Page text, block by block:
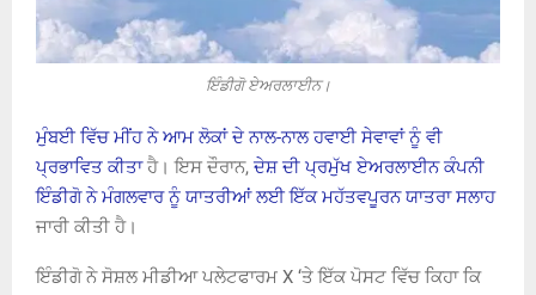
ਇੰਡੀਗੋ ਏਅਰਲਾਈਨ।
ਮੁੰਬਈ ਵਿੱਚ ਮੀਂਹ ਨੇ ਆਮ ਲੋਕਾਂ ਦੇ ਨਾਲ-ਨਾਲ ਹਵਾਈ ਸੇਵਾਵਾਂ ਨੂੰ ਵੀ
ਪ੍ਰਭਾਵਿਤ ਕੀਤਾਹੈ। ਇਸ ਦੌਰਾਨ, ਦੇਸ਼ ਦੀ ਪ੍ਰਮੁੱਖ ਏਅਰਲਾਈਨ ਕੰਪਨੀ
ਇੰਡੀਗੋ ਨੇ ਮੰਗਲਵਾਰ ਨੂੰ ਯਾਤਰੀਆਂ ਲਈ ਇੱਕ ਮਹੱਤਵਪੂਰਨ ਯਾਤਰਾ ਸਲਾਹ
ਜਾਰੀ ਕੀਤੀ ਹੈ।
ਇੰਡੀਗੋ ਨੇ ਸੋਸ਼ਲ ਮੀਡੀਆ ਪਲੇਟਫਾਰਮ X ‘ਤੇ ਇੱਕ ਪੋਸਟ ਵਿੱਚ ਕਿਹਾ ਕਿ